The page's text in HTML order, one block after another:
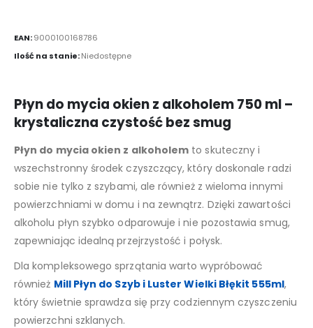
EAN:9000100168786
Ilość na stanie:Niedostępne
Płyn do mycia okien z alkoholem 750 ml –
krystaliczna czystość bez smug
Płyn do mycia okien z alkoholem to skuteczny i
wszechstronny środek czyszczący, który doskonale radzi
sobie nie tylko z szybami, ale również z wieloma innymi
powierzchniami w domu i na zewnątrz. Dzięki zawartości
alkoholu płyn szybko odparowuje i nie pozostawia smug,
zapewniając idealną przejrzystość i połysk.
Dla kompleksowego sprzątania warto wypróbować
również Mill Płyn do Szyb i Luster Wielki Błękit 555ml,
który świetnie sprawdza się przy codziennym czyszczeniu
powierzchni szklanych.